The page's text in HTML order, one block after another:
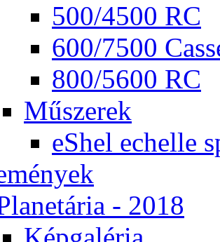
500/4500 RC
600/7500
800/5600 RC
Mű­sze­rek
eS­hel echel­le
- 2018